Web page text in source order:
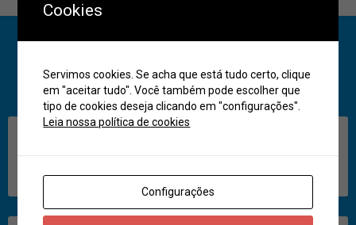
Ligar Compartilhar
Cookies
Servimos cookies. Se acha que está tudo certo, clique
em "aceitar tudo". Você também pode escolher que
tipo de cookies deseja clicando em "configurações".
Leia nossa política de cookies
Configurações